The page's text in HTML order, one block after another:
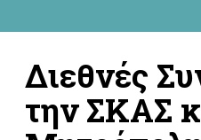
Διεθνές
την ΣΚΑΣ